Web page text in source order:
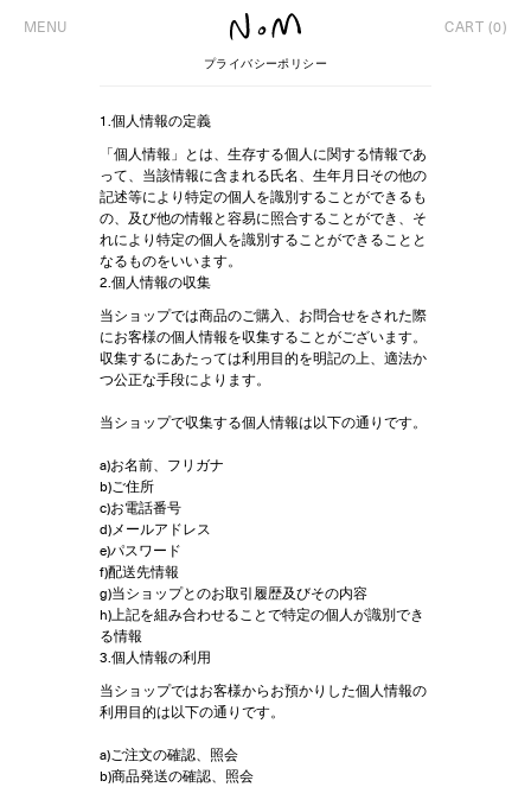
MENU CART (0)
プライバシーポリシー
1.個人情報の定義
「個人情報」とは、生存する個人に関する情報であ
って、当該情報に含まれる氏名、生年月日その他の
記述等により特定の個人を識別することができるも
の、及び他の情報と容易に照合することができ、そ
れにより特定の個人を識別することができることと
なるものをいいます。
2.個人情報の収集
当ショップでは商品のご購入、お問合せをされた際
にお客様の個人情報を収集することがございます。
収集するにあたっては利用目的を明記の上、適法か
つ公正な手段によります。
当ショップで収集する個人情報は以下の通りです。
a)お名前、フリガナ
b)ご住所
c)お電話番号
d)メールアドレス
e)パスワード
f)配送先情報
g)当ショップとのお取引履歴及びその内容
h)上記を組み合わせることで特定の個人が識別でき
る情報
3.個人情報の利用
当ショップではお客様からお預かりした個人情報の
利用目的は以下の通りです。
a)ご注文の確認、照会
b)商品発送の確認、照会